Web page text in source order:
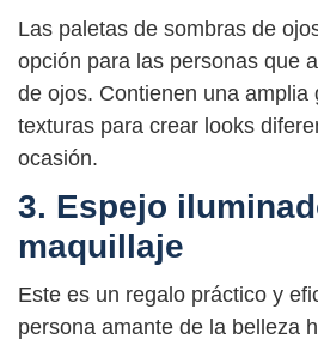
Las paletas de sombras de
opción para las personas que
de ojos. Contienen una amplia
texturas para crear looks
ocasión.
3. Espejo
maquillaje
Este es un regalo práctico y
persona amante de la belleza